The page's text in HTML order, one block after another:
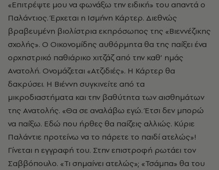
«Επιτρέψτε μου να φωνάξω την ειδική» του απαντά ο
Παλάντιος. Έρχεται η Ισμήνη Κάρτερ. Διεθνώς
βραβευμένη βιολίστρια εκπρόσωπος της «Βιεννέζικης
σχολής». Ο Οικονομίδης αυθόρμητα θα της παίξει ένα
ορχηστρικό παθιάρικο χιτζάζ από την καθ’ ημάς
Ανατολή. Ονομάζεται «Ατζιδιές». Η Κάρτερ θα
δακρύσει. Η Βιέννη συγκινείτε από τα
μικροδιαστήματα και την βαθύτητα των αισθημάτων
της Ανατολής. «Θα σε αναλάβω εγώ. Έτσι δεν μπορώ
να παίξω. Εδώ που ήρθες θα παίζεις αλλιώς. Κύριε
Παλάντιε προτείνω να το πάρετε το παιδί ατελώς»!
Γίνεται η εγγραφή του. Στην επιστροφή ρωτάει τον
Σαββόπουλο. «Τι σημαίνει ατελώς»; «Τσάμπα» θα του